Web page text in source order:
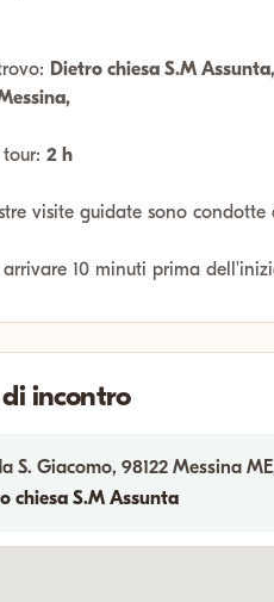
Dietro chiesa S.M
2 h
visite guidate sono
arrivare 10 minuti prima
incontro
S. Giacomo, 98122 Messina
chiesa S.M Assunta